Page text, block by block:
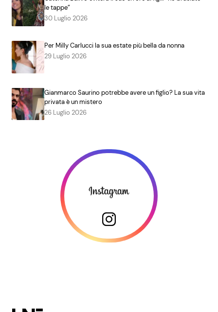
le tappe”
30 Luglio 2026
Per Milly Carlucci la sua estate più bella da nonna
29 Luglio 2026
Gianmarco Saurino potrebbe avere un figlio? La sua vita
privata è un mistero
26 Luglio 2026